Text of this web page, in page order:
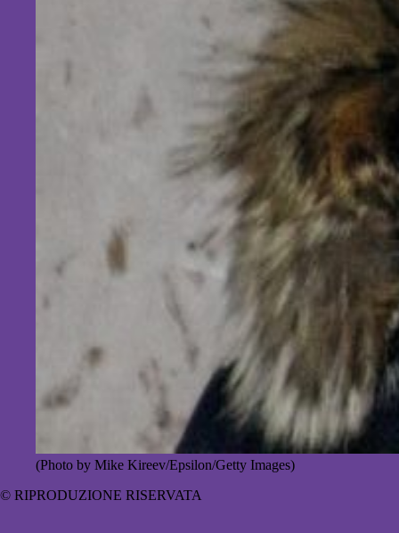
(Photo by Mike Kireev/Epsilon/Getty Images)
© RIPRODUZIONE RISERVATA